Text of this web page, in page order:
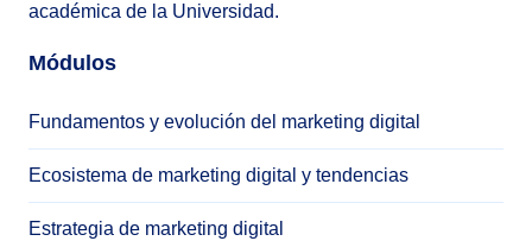
académica de la Universidad.
Módulos
Fundamentos y evolución del marketing digital
Ecosistema de marketing digital y tendencias
Estrategia de marketing digital